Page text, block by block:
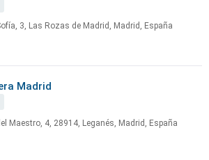
3, Las Rozas de Madrid, Madrid, España
Madrid
Maestro, 4, 28914, Leganés, Madrid, España